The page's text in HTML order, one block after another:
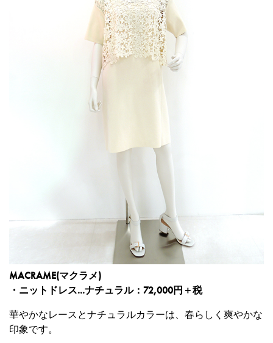
MACRAME(マクラメ)
・ニットドレス...ナチュラル：72,000円＋税
華やかなレースとナチュラルカラーは、春らしく爽やかな
印象です。